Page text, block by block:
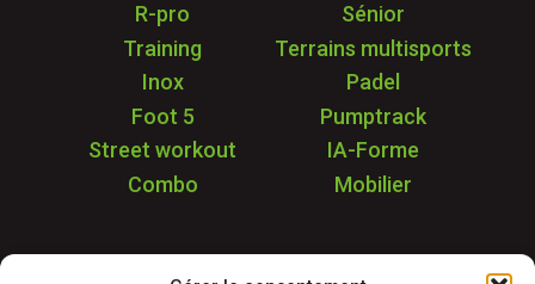
R-pro
Sénior
Training
Terrains multisports
Inox
Padel
Foot 5
Pumptrack
Street workout
IA-Forme
Combo
Mobilier